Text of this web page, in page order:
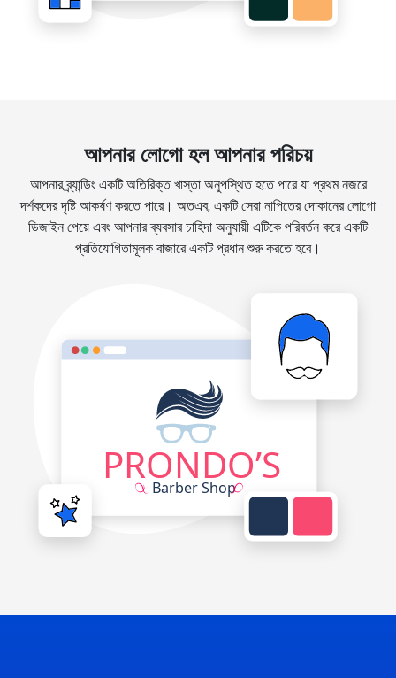
আপনার লোগো হল আপনার পরিচয়
আপনার ব্র্যান্ডিং একটি অতিরিক্ত খাস্তা অনুপস্থিত হতে পারে যা প্রথম নজরে
দর্শকদের দৃষ্টি আকর্ষণ করতে পারে। অতএব, একটি সেরা নাপিতের দোকানের লোগো
ডিজাইন পেয়ে এবং আপনার ব্যবসার চাহিদা অনুযায়ী এটিকে পরিবর্তন করে একটি
প্রতিযোগিতামূলক বাজারে একটি প্রধান শুরু করতে হবে।